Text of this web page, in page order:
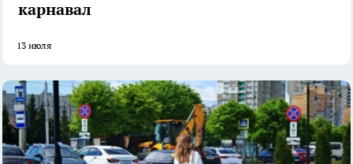
карнавал
13 июля